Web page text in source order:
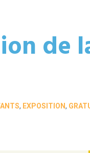
de
, EXPOSITION,